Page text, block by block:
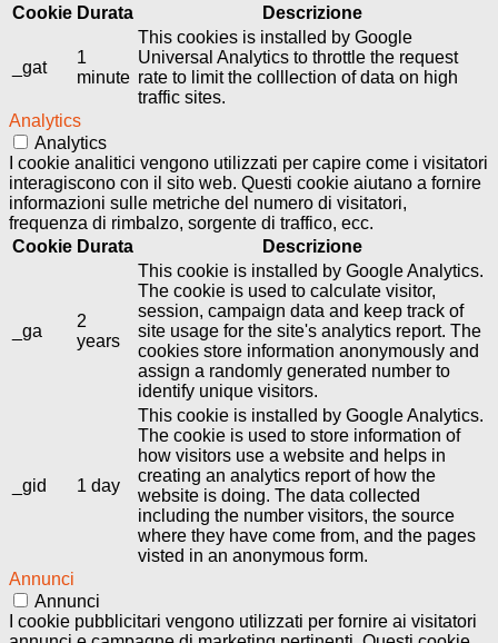
Cookie Durata Descrizione
_gat
1
minute
This cookies is installed by Google
Universal Analytics to throttle the request
rate to limit the colllection of data on high
traffic sites.
Analytics
Analytics
I cookie analitici vengono utilizzati per capire come i visitatori
interagiscono con il sito web. Questi cookie aiutano a fornire
informazioni sulle metriche del numero di visitatori,
frequenza di rimbalzo, sorgente di traffico, ecc.
Cookie Durata Descrizione
_ga
2
years
This cookie is installed by Google Analytics.
The cookie is used to calculate visitor,
session, campaign data and keep track of
site usage for the site's analytics report. The
cookies store information anonymously and
assign a randomly generated number to
identify unique visitors.
_gid 1 day
This cookie is installed by Google Analytics.
The cookie is used to store information of
how visitors use a website and helps in
creating an analytics report of how the
website is doing. The data collected
including the number visitors, the source
where they have come from, and the pages
visted in an anonymous form.
Annunci
Annunci
I cookie pubblicitari vengono utilizzati per fornire ai visitatori